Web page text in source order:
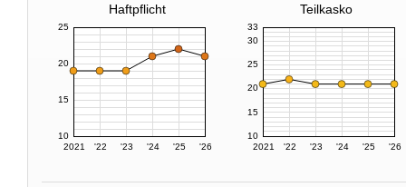
Haftpflicht Teilkasko
2021 '22 '23 '24 '25 '26
10
15
20
25
2021 '22 '23 '24 '25 '26
10
15
20
25
30
33